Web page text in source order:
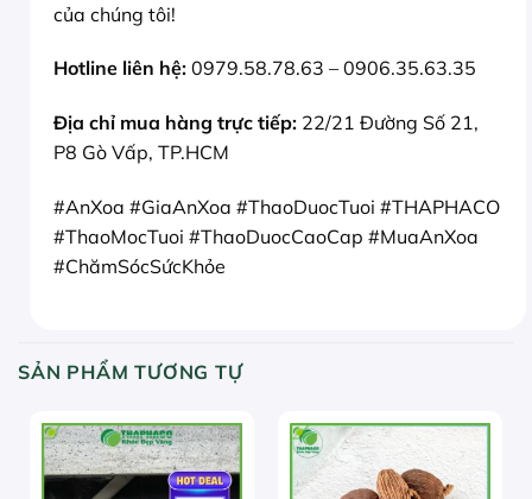
của chúng tôi!
Hotline liên hệ: 0979.58.78.63 – 0906.35.63.35
Địa chỉ mua hàng trực tiếp: 22/21 Đường Số 21,
P8 Gò Vấp, TP.HCM
#AnXoa #GiaAnXoa #ThaoDuocTuoi #THAPHACO
#ThaoMocTuoi #ThaoDuocCaoCap #MuaAnXoa
#ChămSócSứcKhỏe
SẢN PHẨM TƯƠNG TỰ